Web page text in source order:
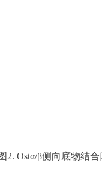
2. Ostα/β侧向底物结